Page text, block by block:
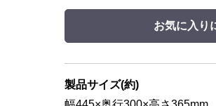
お気に入り
製品サイズ(約)